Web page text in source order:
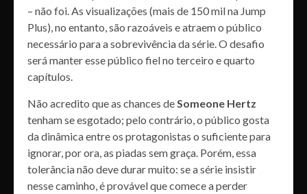
– não foi. As visualizações (mais de 150 mil na Jump
Plus), no entanto, são razoáveis e atraem o público
necessário para a sobrevivência da série. O desafio
será manter esse público fiel no terceiro e quarto
capítulos.
Não acredito que as chances de Someone Hertz
tenham se esgotado; pelo contrário, o público gosta
da dinâmica entre os protagonistas o suficiente para
ignorar, por ora, as piadas sem graça. Porém, essa
tolerância não deve durar muito: se a série insistir
nesse caminho, é provável que comece a perder